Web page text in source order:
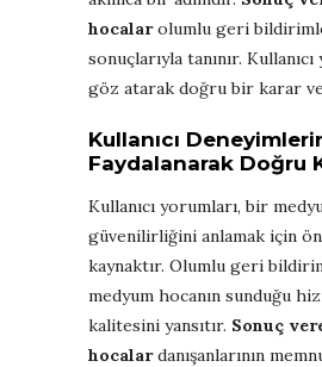
hocalarolumlu geri
sonuçlarıyla tanınır.
göz atarak doğru bir karar
Kullanıcı
Faydalanarak Doğru
Kullanıcı yorumları, bir
güvenilirliğini anlamak için
kaynaktır. Olumlu geri
medyum hocanın sunduğu
kalitesini yansıtır. Sonuç
hocalardanışanlarının